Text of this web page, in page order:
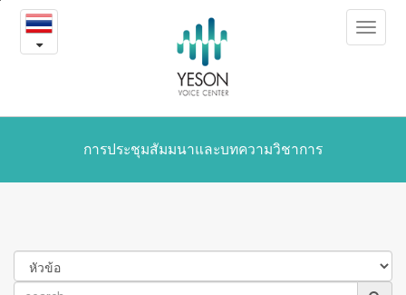
Symposium
and
Toggle
การประชุมสัมมนาและบทความวิชาการ